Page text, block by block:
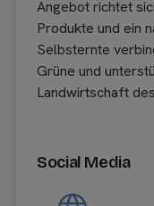
Angebot richtet
Produkte und ein
Selbsternte
Grüne und
Landwirtschaft
Social Media